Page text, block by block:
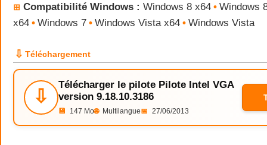
⊞ Compatibilité Windows : Windows 8 x64 • Windows
x64 • Windows 7 • Windows Vista x64 • Windows Vista
⇩ Téléchargement
⇩
Télécharger le pilote Pilote Intel VGA
version 9.18.10.3186
💾 147 Mo🌐 Multilangue📅 27/06/2013